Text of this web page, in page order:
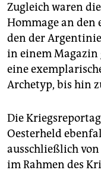
Zugleich waren
Hommage an den
den der
in einem Magazin
eine
Archetyp, bis hin
Die
Oesterheld
ausschließlich
im Rahmen des